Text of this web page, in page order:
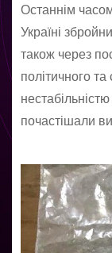
Останнім
Україні
також через
політичного
почастішали